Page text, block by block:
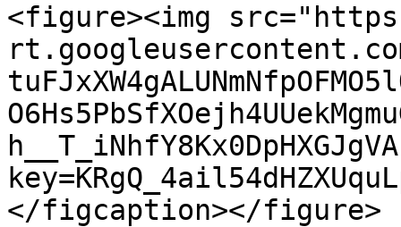
<figure><img
rt.googleusercontent.com/
</figcaption></figure>